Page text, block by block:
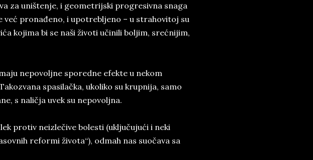
za uništenje, i geometrijski progresivna snaga
već pronađeno, i upotrebljeno – u strahovitoj su
kojima bi se naši životi učinili boljim, srećnijim,
nepovoljne sporedne efekte u nekom
spasilačka, ukoliko su krupnija, samo
s naličja uvek su nepovoljna.
protiv neizlečive bolesti (uključujući i neki
reformi života“), odmah nas suočava sa